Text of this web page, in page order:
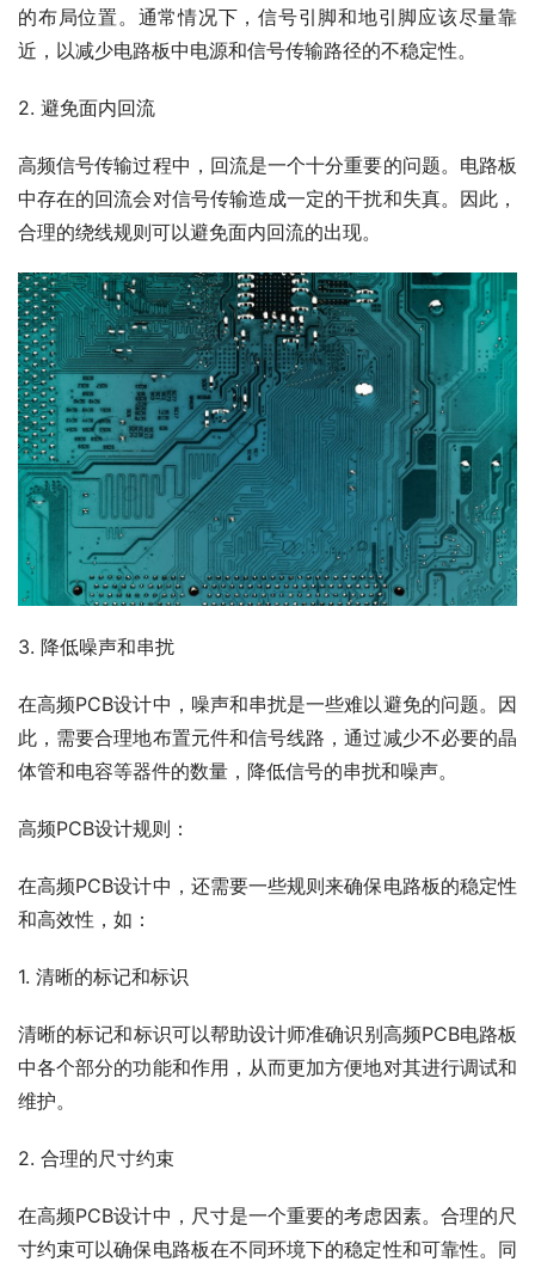
的布局位置。通常情况下，信号引脚和地引脚应该尽量靠
近，以减少电路板中电源和信号传输路径的不稳定性。
2. 避免面内回流
高频信号传输过程中，回流是一个十分重要的问题。电路板
中存在的回流会对信号传输造成一定的干扰和失真。因此，
合理的绕线规则可以避免面内回流的出现。
3. 降低噪声和串扰
在高频PCB设计中，噪声和串扰是一些难以避免的问题。因
此，需要合理地布置元件和信号线路，通过减少不必要的晶
体管和电容等器件的数量，降低信号的串扰和噪声。
高频PCB设计规则：
在高频PCB设计中，还需要一些规则来确保电路板的稳定性
和高效性，如：
1. 清晰的标记和标识
清晰的标记和标识可以帮助设计师准确识别高频PCB电路板
中各个部分的功能和作用，从而更加方便地对其进行调试和
维护。
2. 合理的尺寸约束
在高频PCB设计中，尺寸是一个重要的考虑因素。合理的尺
寸约束可以确保电路板在不同环境下的稳定性和可靠性。同